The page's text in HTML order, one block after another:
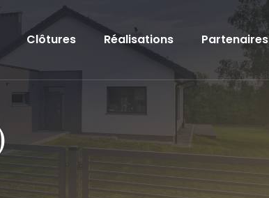
Clôtures Réalisations Partenaires